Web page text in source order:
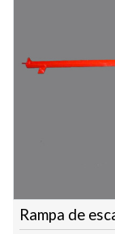
Rampa de